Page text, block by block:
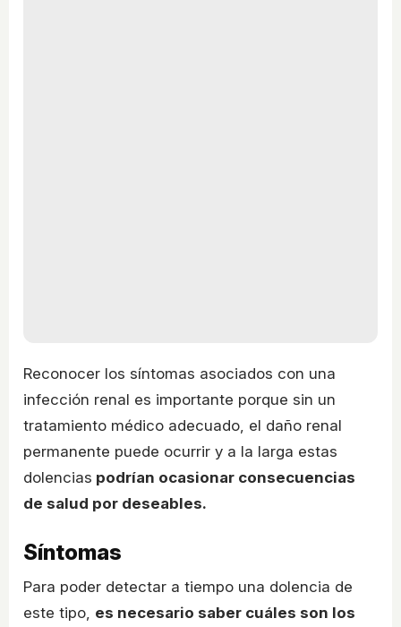
Reconocer los síntomas asociados con una
infección renal es importante porque sin un
tratamiento médico adecuado, el daño renal
permanente puede ocurrir y a la larga estas
dolencias podrían ocasionar consecuencias
de salud por deseables.
Síntomas
Para poder detectar a tiempo una dolencia de
este tipo, es necesario saber cuáles son los